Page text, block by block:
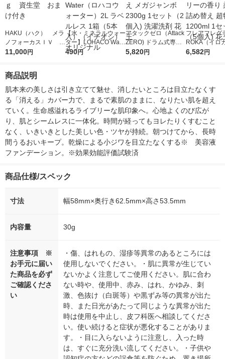
HAKU（ハク） メラ
ノフォーカスＩＶ 4
5ｇ 資生堂 おまけ
11,000円
【水・ミネラルウォー
ター】LOHACO Wate
r（ロハコウォータ
490円
アタックゼロ（Attack
ZERO) ドラム式専用
詰め替え メガジャン
5,820円
フレアフレグ
ROKA（イロ
イキッドリリ
6,582円
商品説明
肌本来の美しさは引き立てて魅せ、消したいところは目立たなくす
る「消える」カバー力で、まるで素肌のままに、なりたい肌を超え
ていく。生命感溢れるライブリーな肌印象へ。心地よくのび広が
り、肌とシームレスに一体化。時間が経ってもヨレたりくすむこと
なく、いきいきとした美しい色・ツヤが持続。朝つけてから、長時
間うるおいキープ。乾燥による小ジワを目立たなくする※　美容液
ファンデーション。※効果効能評価試験済
商品仕様/スペック
寸法 幅58mm×奥行き62.5mm×高さ53.5mm
内容量 30g
注意事項 ※
お手元に届い
た商品を必ず
ご確認くださ
い
・傷、はれもの、湿疹等異常のあるところには
使用しないでください。・肌に異常が生じてい
ないかよく注意してご使用ください。肌に合わ
ない時や、使用中、赤み、はれ、かゆみ、刺
激、色抜け（白斑等）や黒ずみ等の異常が出た
時、また日光があたって同じような異常が出た
時は使用を中止し、皮フ科医へ相談してくださ
い。使い続けると症状が悪化することがありま
す。・目に入らないように注意し、入った時
は、すぐに充分洗い流してください。・子供や